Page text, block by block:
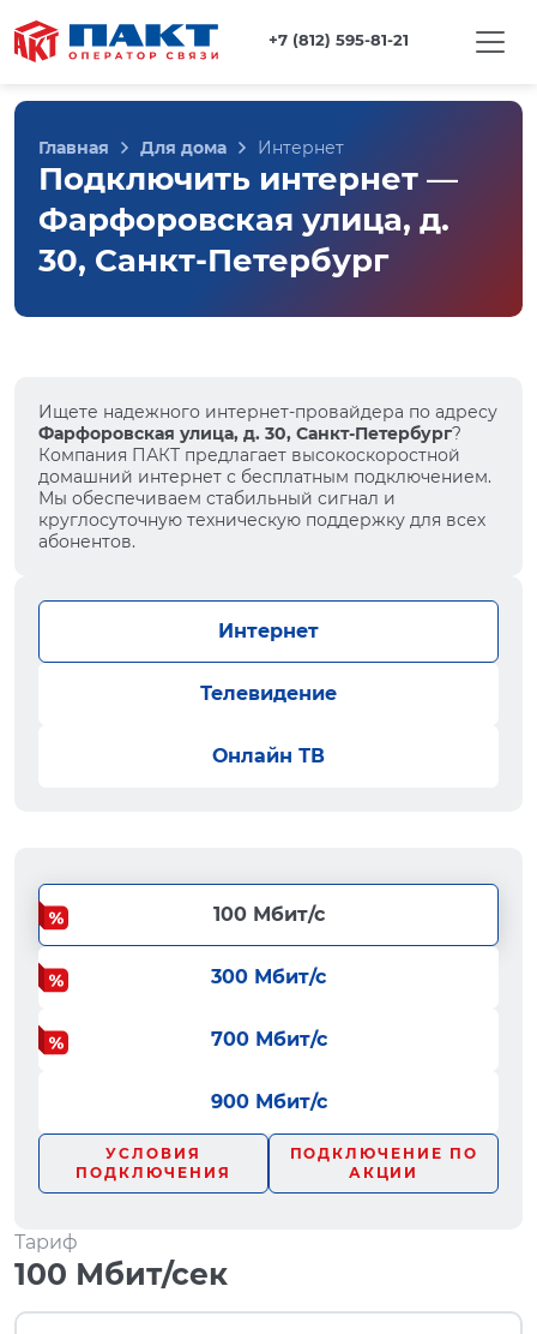
+7 (812) 595-81-21
Главная Для дома Интернет
Подключить интернет —
Фарфоровская улица, д.
30, Санкт-Петербург
Ищете надежного интернет-провайдера по адресу
Фарфоровская улица, д. 30, Санкт-Петербург?
Компания ПАКТ предлагает высокоскоростной
домашний интернет с бесплатным подключением.
Мы обеспечиваем стабильный сигнал и
круглосуточную техническую поддержку для всех
абонентов.
Интернет
Телевидение
Онлайн ТВ
100 Мбит/с
300 Мбит/с
700 Мбит/с
900 Мбит/с
УСЛОВИЯ
ПОДКЛЮЧЕНИЯ
ПОДКЛЮЧЕНИЕ ПО
АКЦИИ
Тариф
100 Мбит/сек